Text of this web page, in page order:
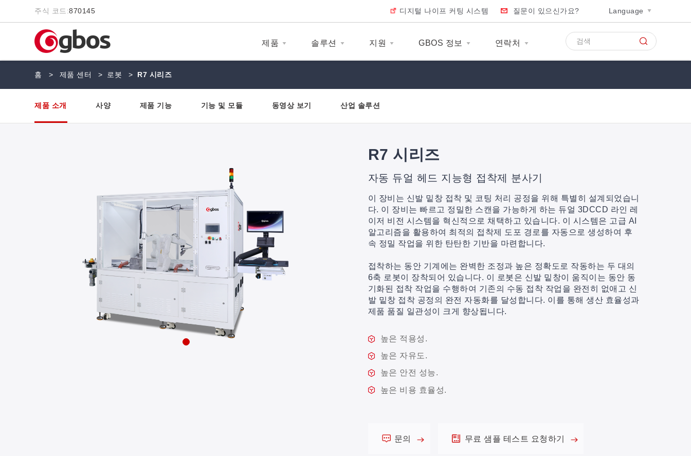
주식 코드:870145 디지털 나이프 커팅 시스템 질문이 있으신가요? Language
제품 솔루션 지원 GBOS 정보 연락처
홈 > 제품 센터 > 로봇 > R7 시리즈
제품 소개 사양 제품 기능 기능 및 모듈 동영상 보기 산업 솔루션
R7 시리즈
자동 듀얼 헤드 지능형 접착제 분사기
이 장비는 신발 밑창 접착 및 코팅 처리 공정을 위해 특별히 설계되었습니
다. 이 장비는 빠르고 정밀한 스캔을 가능하게 하는 듀얼 3DCCD 라인 레
이저 비전 시스템을 혁신적으로 채택하고 있습니다. 이 시스템은 고급 AI
알고리즘을 활용하여 최적의 접착제 도포 경로를 자동으로 생성하여 후
속 정밀 작업을 위한 탄탄한 기반을 마련합니다.
접착하는 동안 기계에는 완벽한 조정과 높은 정확도로 작동하는 두 대의
6축 로봇이 장착되어 있습니다. 이 로봇은 신발 밑창이 움직이는 동안 동
기화된 접착 작업을 수행하여 기존의 수동 접착 작업을 완전히 없애고 신
발 밑창 접착 공정의 완전 자동화를 달성합니다. 이를 통해 생산 효율성과
제품 품질 일관성이 크게 향상됩니다.
높은 적용성.
높은 자유도.
높은 안전 성능.
높은 비용 효율성.
문의 무료 샘플 테스트 요청하기